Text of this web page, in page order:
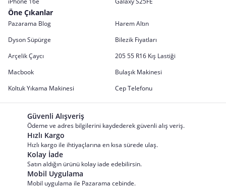
Öne Çıkanlar
Pazarama Blog
Harem Altın
Dyson Süpürge
Bilezik Fiyatları
Arçelik Çaycı
205 55 R16 Kış Lastiği
Macbook
Bulaşık Makinesi
Koltuk Yıkama Makinesi
Cep Telefonu
Güvenli Alışveriş
Ödeme ve adres bilgilerini kaydederek güvenli alış veriş.
Hızlı Kargo
Hızlı kargo ile ihtiyaçlarına en kısa sürede ulaş.
Kolay İade
Satın aldığın ürünü kolay iade edebilirsin.
Mobil Uygulama
Mobil uygulama ile Pazarama cebinde.